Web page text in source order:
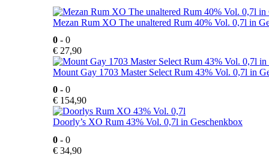
Mezan Rum XO The unaltered Rum 40% Vol. 0,7l in
0 - 0
€ 27,90
Mount Gay 1703 Master Select Rum 43% Vol. 0,7l in
0 - 0
€ 154,90
Doorly’s XO Rum 43% Vol. 0,7l in Geschenkbox
0 - 0
€ 34,90